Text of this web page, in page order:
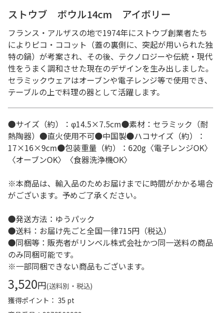
ストウブ ボウル14cm アイボリー
フランス・アルザスの地で1974年にストウブ創業者たち
によりピコ・ココット（蓋の裏側に、突起が用いられた独
特の鍋）が考案され、その後、テクノロジーや伝統・現代
性をうまく調和させた現在のデザインを生み出しました。
セラミックウェアはオーブンや電子レンジ等で使用でき、
テーブルの上で料理の器として活躍します。
●サイズ（約）：φ14.5×7.5cm●素材：セラミック（耐
熱陶器）●直火使用不可●中国製●ハコサイズ（約）：
17×16×9cm●包装重量（約）：620g〈電子レンジOK〉
〈オーブンOK〉〈食器洗浄機OK〉
※本商品は、輸入品のためお届けまでに時間がかかる場合
がございます。予めご了承ください。
●発送方法：ゆうパック
●送料：お届け先ごと全国一律715円（税込）
●同梱等：販売者がリンベル株式会社かつ同一送料の商品
のみ同梱可能です。
※一部同梱できない商品もございます。
3,520円(送料別・税込)
獲得ポイント： 35 pt